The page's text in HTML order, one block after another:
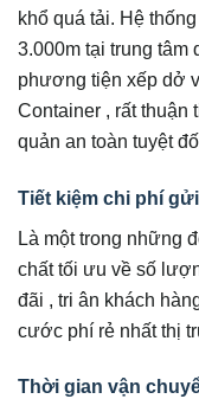
khổ quá tải. Hệ
3.000m tại trung tâm
phương tiện xếp dở
Container , rất thuận
quản an toàn tuyệt
Tiết kiệm chi phí
Là một trong những
chất tối ưu về số
đãi , tri ân khách
cước phí rẻ nhất thị
Thời gian vận